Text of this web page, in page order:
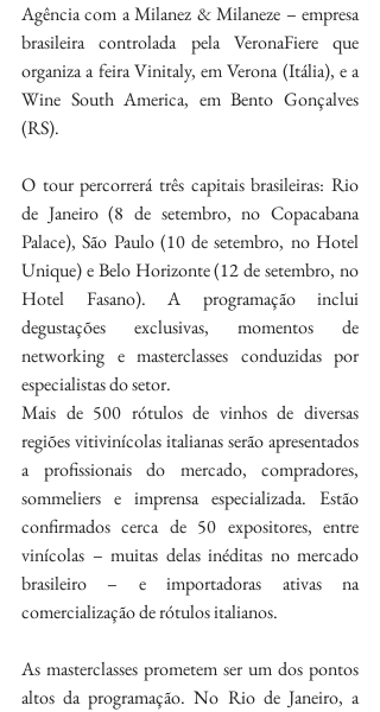
Agência com a Milanez & Milaneze – empresa
brasileira controlada pela VeronaFiere que
organiza a feira Vinitaly, em Verona (Itália), e a
Wine South America, em Bento Gonçalves
(RS).
O tour percorrerá três capitais brasileiras: Rio
de Janeiro (8 de setembro, no Copacabana
Palace), São Paulo (10 de setembro, no Hotel
Unique) e Belo Horizonte (12 de setembro, no
Hotel Fasano). A programação inclui
degustações exclusivas, momentos de
networking e masterclasses conduzidas por
especialistas do setor.
Mais de 500 rótulos de vinhos de diversas
regiões vitivinícolas italianas serão apresentados
a profissionais do mercado, compradores,
sommeliers e imprensa especializada. Estão
confirmados cerca de 50 expositores, entre
vinícolas – muitas delas inéditas no mercado
brasileiro – e importadoras ativas na
comercialização de rótulos italianos.
As masterclasses prometem ser um dos pontos
altos da programação. No Rio de Janeiro, a